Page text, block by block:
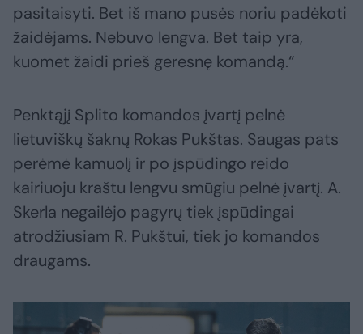
pasitaisyti. Bet iš mano pusės noriu padėkoti
žaidėjams. Nebuvo lengva. Bet taip yra,
kuomet žaidi prieš geresnę komandą.“
Penktąjį Splito komandos įvartį pelnė
lietuviškų šaknų Rokas Pukštas. Saugas pats
perėmė kamuolį ir po įspūdingo reido
kairiuoju kraštu lengvu smūgiu pelnė įvartį. A.
Skerla negailėjo pagyrų tiek įspūdingai
atrodžiusiam R. Pukštui, tiek jo komandos
draugams.